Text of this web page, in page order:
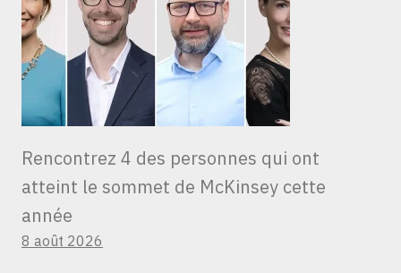
Rencontrez 4 des personnes qui ont
atteint le sommet de McKinsey cette
année
8 août 2026